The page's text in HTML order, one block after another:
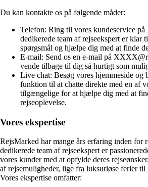
Du kan kontakte os på følgende måder:
Telefon: Ring til vores kundeservice
dedikerede team af rejseekspert er klar
spørgsmål og hjælpe dig med at finde
E-mail: Send os en e-mail på
vende tilbage til dig så hurtigt som
Live chat: Besøg vores hjemmeside og
funktion til at chatte direkte med en af
tilgængelige for at hjælpe dig med at
rejseoplevelse.
Vores ekspertise
RejsMarked har mange års erfaring inden for
dedikerede team af rejseekspert er
vores kunder med at opfylde deres
af rejsemuligheder, lige fra luksuriøse ferier til
Vores ekspertise omfatter: